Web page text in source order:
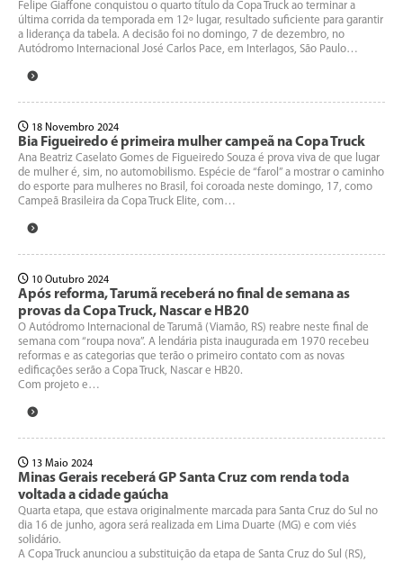
Felipe Giaffone conquistou o quarto título da Copa Truck ao terminar a
última corrida da temporada em 12º lugar, resultado suficiente para garantir
a liderança da tabela. A decisão foi no domingo, 7 de dezembro, no
Autódromo Internacional José Carlos Pace, em Interlagos, São Paulo…
18 Novembro 2024
Bia Figueiredo é primeira mulher campeã na Copa Truck
Ana Beatriz Caselato Gomes de Figueiredo Souza é prova viva de que lugar
de mulher é, sim, no automobilismo. Espécie de “farol” a mostrar o caminho
do esporte para mulheres no Brasil, foi coroada neste domingo, 17, como
Campeã Brasileira da Copa Truck Elite, com…
10 Outubro 2024
Após reforma, Tarumã receberá no final de semana as
provas da Copa Truck, Nascar e HB20
O Autódromo Internacional de Tarumã (Viamão, RS) reabre neste final de
semana com “roupa nova”. A lendária pista inaugurada em 1970 recebeu
reformas e as categorias que terão o primeiro contato com as novas
edificações serão a Copa Truck, Nascar e HB20.
Com projeto e…
13 Maio 2024
Minas Gerais receberá GP Santa Cruz com renda toda
voltada a cidade gaúcha
Quarta etapa, que estava originalmente marcada para Santa Cruz do Sul no
dia 16 de junho, agora será realizada em Lima Duarte (MG) e com viés
solidário.
A Copa Truck anunciou a substituição da etapa de Santa Cruz do Sul (RS),